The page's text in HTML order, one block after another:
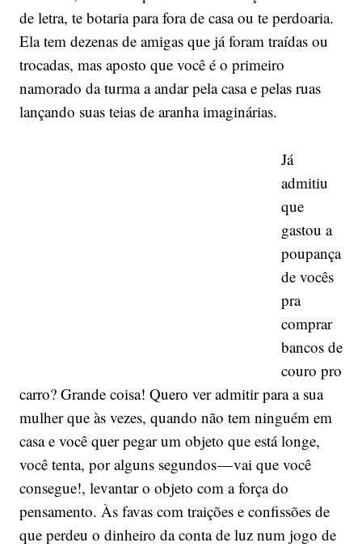
de letra, te botaria para fora de casa ou te perdoaria.
Ela tem dezenas de amigas que já foram traídas ou
trocadas, mas aposto que você é o primeiro
namorado da turma a andar pela casa e pelas ruas
lançando suas teias de aranha imaginárias.
Já
admitiu
que
gastou a
poupança
de vocês
pra
comprar
bancos de
couro pro
carro? Grande coisa! Quero ver admitir para a sua
mulher que às vezes, quando não tem ninguém em
casa e você quer pegar um objeto que está longe,
você tenta, por alguns segundos — vai que você
consegue!, levantar o objeto com a força do
pensamento. Às favas com traições e confissões de
que perdeu o dinheiro da conta de luz num jogo de